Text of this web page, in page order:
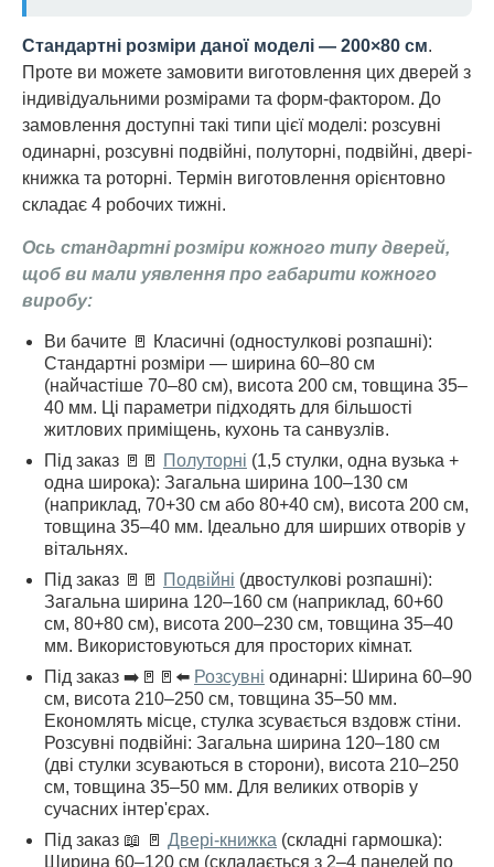
Стандартні розміри даної моделі — 200×80 см.
Проте ви можете замовити виготовлення цих дверей з
індивідуальними розмірами та форм-фактором. До
замовлення доступні такі типи цієї моделі: розсувні
одинарні, розсувні подвійні, полуторні, подвійні, двері-
книжка та роторні. Термін виготовлення орієнтовно
складає 4 робочих тижні.
Ось стандартні розміри кожного типу дверей,
щоб ви мали уявлення про габарити кожного
виробу:
Ви бачите 🚪 Класичні (одностулкові розпашні):
Стандартні розміри — ширина 60–80 см
(найчастіше 70–80 см), висота 200 см, товщина 35–
40 мм. Ці параметри підходять для більшості
житлових приміщень, кухонь та санвузлів.
Під заказ 🚪🚪 Полуторні (1,5 стулки, одна вузька +
одна широка): Загальна ширина 100–130 см
(наприклад, 70+30 см або 80+40 см), висота 200 см,
товщина 35–40 мм. Ідеально для ширших отворів у
вітальнях.
Під заказ 🚪🚪 Подвійні (двостулкові розпашні):
Загальна ширина 120–160 см (наприклад, 60+60
см, 80+80 см), висота 200–230 см, товщина 35–40
мм. Використовуються для просторих кімнат.
Під заказ ➡️🚪🚪⬅️ Розсувні одинарні: Ширина 60–90
см, висота 210–250 см, товщина 35–50 мм.
Економлять місце, стулка зсувається вздовж стіни.
Розсувні подвійні: Загальна ширина 120–180 см
(дві стулки зсуваються в сторони), висота 210–250
см, товщина 35–50 мм. Для великих отворів у
сучасних інтер'єрах.
Під заказ 📖 🚪 Двері-книжка (складні гармошка):
Ширина 60–120 см (складається з 2–4 панелей по